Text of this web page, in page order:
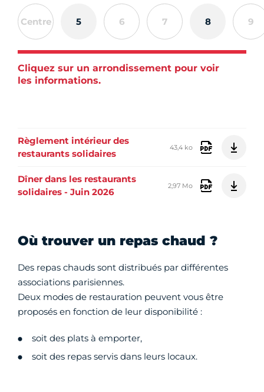
Centre 5 6 7 8 9
Cliquez sur un arrondissement pour voir
les informations.
Règlement intérieur des
restaurants solidaires
43,4 ko
Dîner dans les restaurants
solidaires - Juin 2026
2,97 Mo
Où trouver un repas chaud ?
Des repas chauds sont distribués par différentes
associations parisiennes.
Deux modes de restauration peuvent vous être
proposés en fonction de leur disponibilité :
soit des plats à emporter,
soit des repas servis dans leurs locaux.